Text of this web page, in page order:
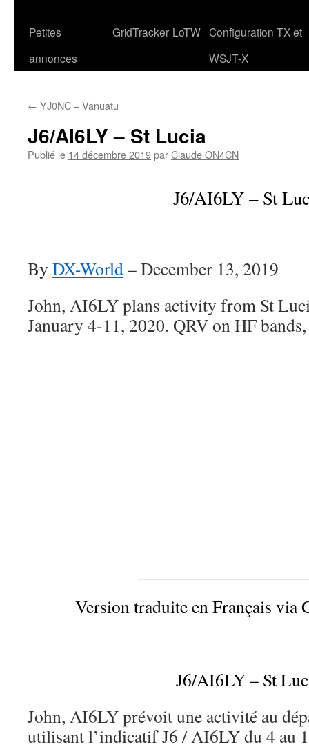
Petites
annonces
GridTracker LoTW Configuration TX et
WSJT-X
← YJ0NC – Vanuatu
J6/AI6LY – St Lucia
Publié le 14 décembre 2019parClaude ON4CN
J6/AI6LY – St
By DX-World–December 13, 2019
John, AI6LY plans activity from St
January 4-11, 2020. QRV on HF
Version traduite en Français via
J6/AI6LY – St
John, AI6LY prévoit une activité au
utilisant l’indicatif J6 / AI6LY du 4 au